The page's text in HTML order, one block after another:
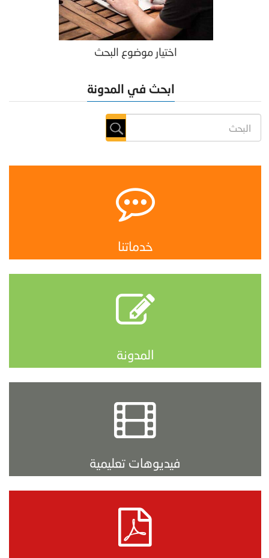
اختيار موضوع البحث
ابحث في المدونة
خدماتنا
المدونة
فيديوهات تعليمية